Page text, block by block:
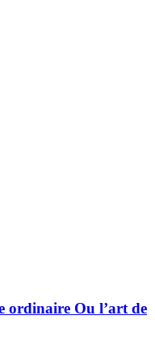
ordinaire Ou l’art de